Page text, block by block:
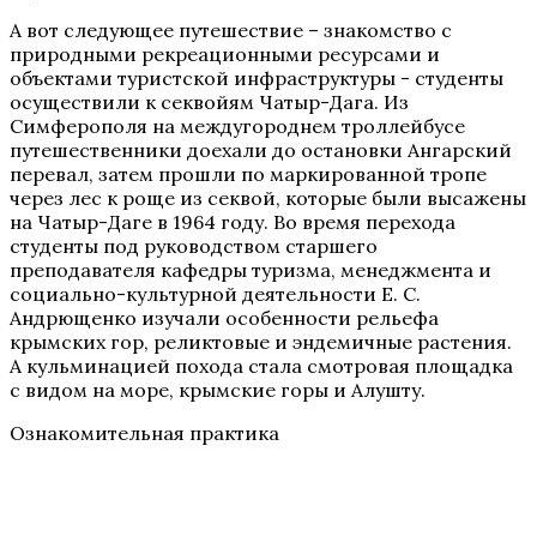
А вот следующее путешествие – знакомство с
природными рекреационными ресурсами и
объектами туристской инфраструктуры - студенты
осуществили к секвойям Чатыр-Дага. Из
Симферополя на междугороднем троллейбусе
путешественники доехали до остановки Ангарский
перевал, затем прошли по маркированной тропе
через лес к роще из секвой, которые были высажены
на Чатыр-Даге в 1964 году. Во время перехода
студенты под руководством старшего
преподавателя кафедры туризма, менеджмента и
социально-культурной деятельности Е. С.
Андрющенко изучали особенности рельефа
крымских гор, реликтовые и эндемичные растения.
А кульминацией похода стала смотровая площадка
с видом на море, крымские горы и Алушту.
Ознакомительная практика